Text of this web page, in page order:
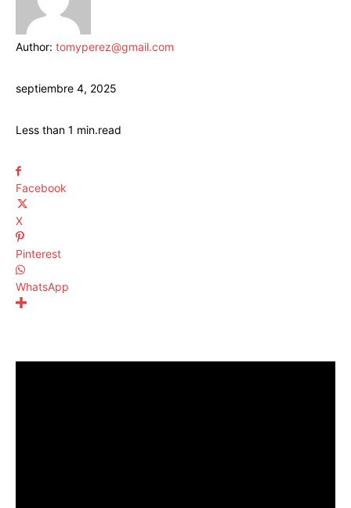
Author: tomyperez@gmail.com
septiembre 4, 2025
Less than 1 min.read
Facebook
X
Pinterest
WhatsApp